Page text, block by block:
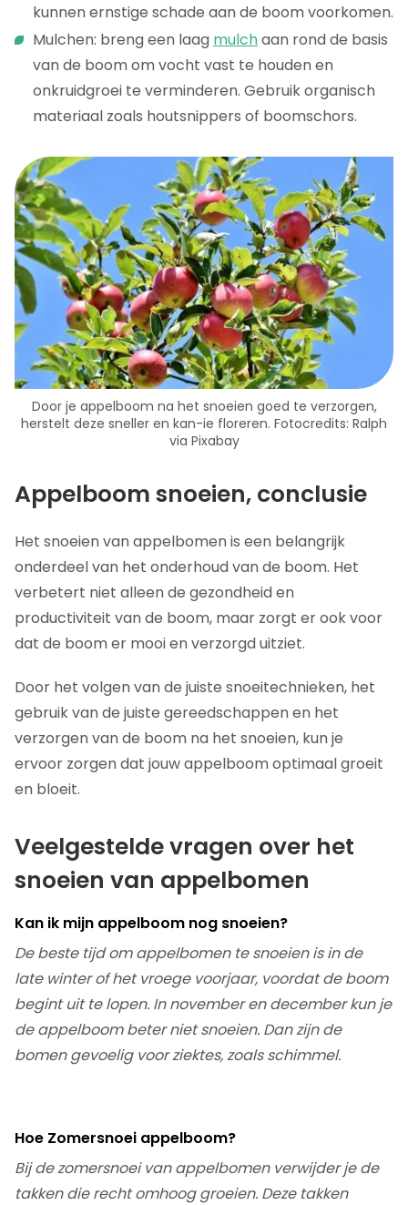
kunnen ernstige schade aan de boom voorkomen.
Mulchen: breng een laag mulchaan rond de basis
van de boom om vocht vast te houden en
onkruidgroei te verminderen. Gebruik organisch
materiaal zoals houtsnippers of boomschors.
Door je appelboom na het snoeien goed te verzorgen,
herstelt deze sneller en kan-ie floreren. Fotocredits: Ralph
via Pixabay
Appelboom snoeien, conclusie
Het snoeien van appelbomen is een belangrijk
onderdeel van het onderhoud van de boom. Het
verbetert niet alleen de gezondheid en
productiviteit van de boom, maar zorgt er ook voor
dat de boom er mooi en verzorgd uitziet.
Door het volgen van de juiste snoeitechnieken, het
gebruik van de juiste gereedschappen en het
verzorgen van de boom na het snoeien, kun je
ervoor zorgen dat jouw appelboom optimaal groeit
en bloeit.
Veelgestelde vragen over het
snoeien van appelbomen
Kan ik mijn appelboom nog snoeien?
De beste tijd om appelbomen te snoeien is in de
late winter of het vroege voorjaar, voordat de boom
begint uit te lopen. In november en december kun je
de appelboom beter niet snoeien. Dan zijn de
bomen gevoelig voor ziektes, zoals schimmel.
Hoe Zomersnoei appelboom?
Bij de zomersnoei van appelbomen verwijder je de
takken die recht omhoog groeien. Deze takken